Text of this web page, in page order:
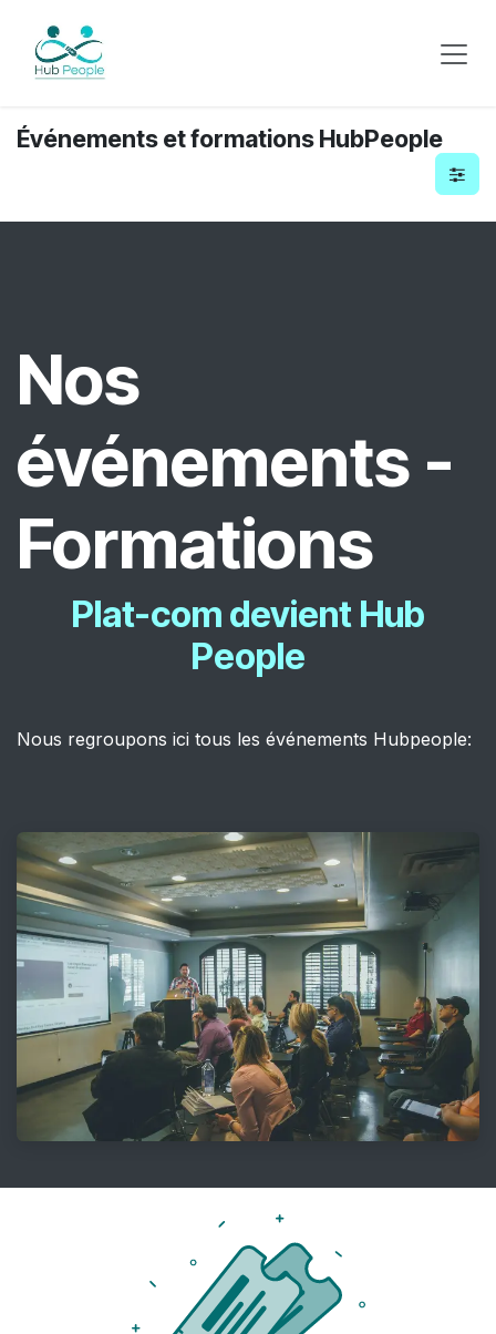
Événements et formations HubPeople
Nos
événements -
Formations
Plat-com devient Hub
People
Nous regroupons ici tous les événements Hubpeople: